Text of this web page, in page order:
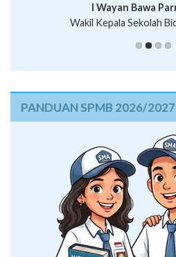
Putu
I Wayan Bawa
Wakil Kepala Sekolah
I Wayan Gede Aditya
Ni Wayan Nopi
PANDUAN SPMB 2026/2027